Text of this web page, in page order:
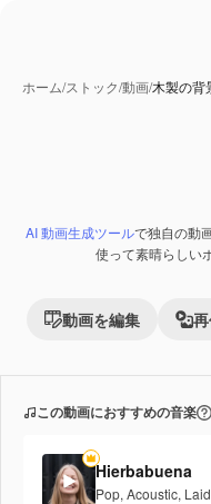
ホーム/ストック/動画/木製の背
Premium
AI 動画生成ツールで独自の動
使って素晴らしい
動画を編集
この動画におすすめの音楽
Hierbabuena
Pop, Acoustic,